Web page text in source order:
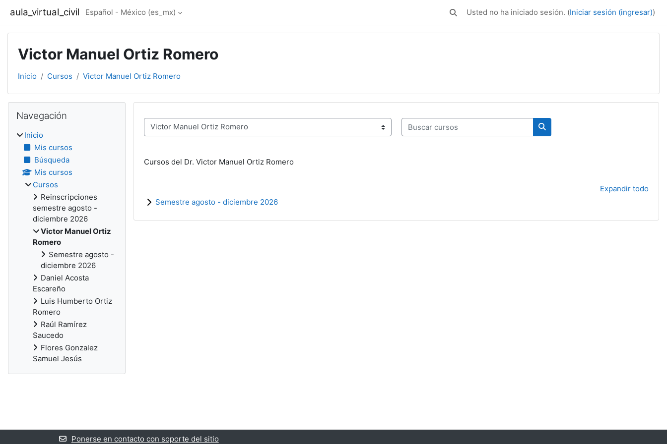
aula_virtual_civil Español - México ‎(es_mx)‎ Activar o desactivar entrada de búsqueda
Usted no ha iniciado sesión. (Iniciar sesión (ingresar))
Victor Manuel Ortiz Romero
Inicio Cursos Victor Manuel Ortiz Romero
Categorías
Buscar cursos
Buscar cursos
Cursos del Dr. Victor Manuel Ortiz Romero
Expandir todo
Semestre agosto - diciembre 2026
Bloques
Navegación
Inicio
Mis cursos
Búsqueda
Mis cursos
Cursos
Reinscripciones
semestre agosto -
diciembre 2026
Victor Manuel Ortiz
Romero
Semestre agosto -
diciembre 2026
Daniel Acosta
Escareño
Luis Humberto Ortiz
Romero
Raúl Ramírez
Saucedo
Flores Gonzalez
Samuel Jesús
Ponerse en contacto con soporte del sitio